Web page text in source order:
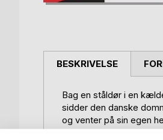
BESKRIVELSE
Bag en ståldør i en
sidder den danske
og venter på sin egen